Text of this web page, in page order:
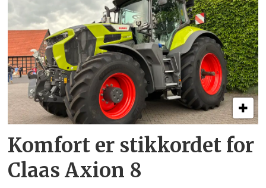
Komfort er stikkordet for
Claas Axion 8